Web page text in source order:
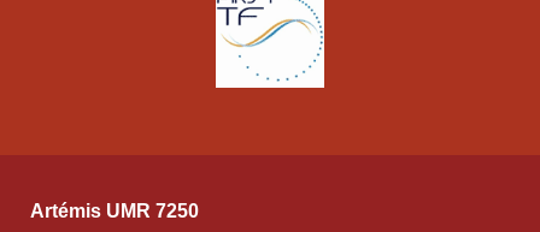
Artémis UMR 7250